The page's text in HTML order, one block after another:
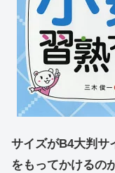
サイズがB4大判サ
をもってかけるの